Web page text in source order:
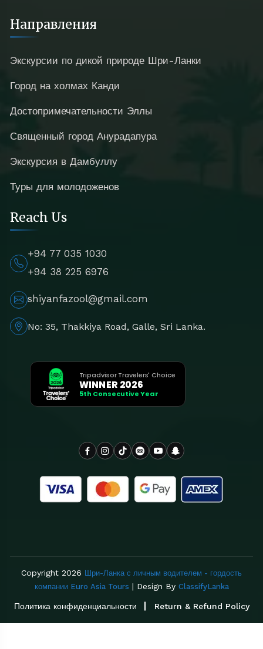
Направления
Экскурсии по дикой природе Шри-Ланки
Город на холмах Канди
Достопримечательности Эллы
Священный город Анурадапура
Экскурсия в Дамбуллу
Туры для молодоженов
Reach Us
+94 77 035 1030
+94 38 225 6976
shiyanfazool@gmail.com
No: 35, Thakkiya Road, Galle, Sri Lanka.
Tripadvisor Travelers' Choice
WINNER 2026
5th Consecutive Year
Copyright 2026 Шри-Ланка с личным водителем - гордость
компании Euro Asia Tours | Design By ClassifyLanka
Политика конфиденциальности Return & Refund Policy